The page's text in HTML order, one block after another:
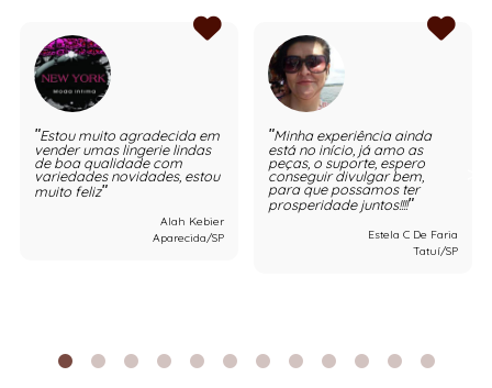
Estou muito agradecida em
vender umas lingerie lindas
de boa qualidade com
variedades novidades, estou
muito feliz
Alah Kebier
Aparecida/SP
Minha experiência ainda
está no início, já amo as
peças, o suporte, espero
conseguir divulgar bem,
para que possamos ter
prosperidade juntos!!!!
Estela C De Faria
Tatuí/SP